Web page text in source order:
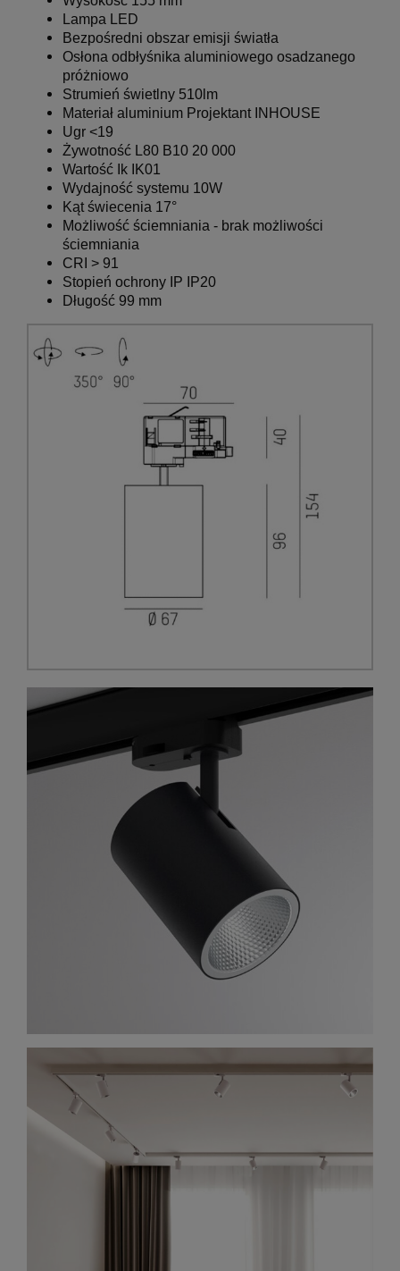
Lampa LED
Bezpośredni obszar emisji światła
Osłona odbłyśnika aluminiowego osadzanego
próżniowo
Strumień świetlny 510lm
Materiał aluminium Projektant INHOUSE
Ugr <19
Żywotność L80 B10 20 000
Wartość Ik IK01
Wydajność systemu 10W
Kąt świecenia 17°
Możliwość ściemniania - brak możliwości
ściemniania
CRI > 91
Stopień ochrony IP IP20
Długość 99 mm